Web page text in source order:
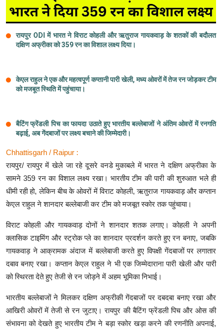
History Speaks
About Us
रायपुर ODI में भारत ने विराट कोहली और ऋतुराज गायकवाड़ के शतकों की बदौलत
दक्षिण अफ्रीका को 359 रन का विशाल लक्ष्य दिया।
केएल राहुल ने एक और महत्वपूर्ण कप्तानी पारी खेली, मध्य ओवरों में तेज रन जोड़कर टीम
को मजबूत स्थिति में पहुंचाया।
बैटिंग फ्रेंडली पिच का फायदा उठाते हुए भारतीय बल्लेबाजों ने अंतिम ओवरों में रनगति
बढ़ाई, अब गेंदबाजों पर लक्ष्य बचाने की जिम्मेदारी।
Chhattisgarh / Raipur :
रायपुर/ रायपुर में खेले जा रहे दूसरे वनडे मुकाबले में भारत ने दक्षिण अफ्रीका के
सामने 359 रन का विशाल लक्ष्य रखा। भारतीय टीम की पारी की शुरुआत भले ही
धीमी रही हो, लेकिन बीच के ओवरों में विराट कोहली, ऋतुराज गायकवाड़ और कप्तान
केएल राहुल ने शानदार बल्लेबाजी कर टीम को मजबूत स्कोर तक पहुंचाया।
विराट कोहली और गायकवाड़ दोनों ने शानदार शतक लगाए। कोहली ने अपनी
क्लासिक टाइमिंग और स्ट्रोक प्ले का शानदार प्रदर्शन करते हुए रन बनाए, जबकि
गायकवाड़ ने आक्रामक अंदाज में बल्लेबाजी करते हुए विपक्षी गेंदबाजों पर लगातार
दबाव बनाए रखा। कप्तान केएल राहुल ने भी एक जिम्मेदाराना पारी खेली और पारी
को स्थिरता देते हुए तेजी से रन जोड़ने में अहम भूमिका निभाई।
भारतीय बल्लेबाजों ने मिलकर दक्षिण अफ्रीकी गेंदबाजों पर दबदबा बनाए रखा और
आखिरी ओवरों में तेजी से रन जुटाए। रायपुर की बैटिंग फ्रेंडली पिच और ओस की
संभावना को देखते हुए भारतीय टीम ने बड़ा स्कोर खड़ा करने की रणनीति अपनाई,